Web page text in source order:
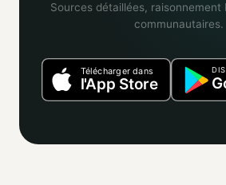
Sources détaillées, raisonnement
communautaires.
Télécharger dans
l'App Store